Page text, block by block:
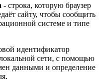
- строка, которую браузер
сайту, чтобы сообщить
системе и типе
идентификатор
сети, с помощью
данными и определение